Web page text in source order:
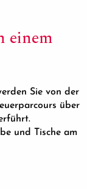
einem
Sie von der
über
und Tische am